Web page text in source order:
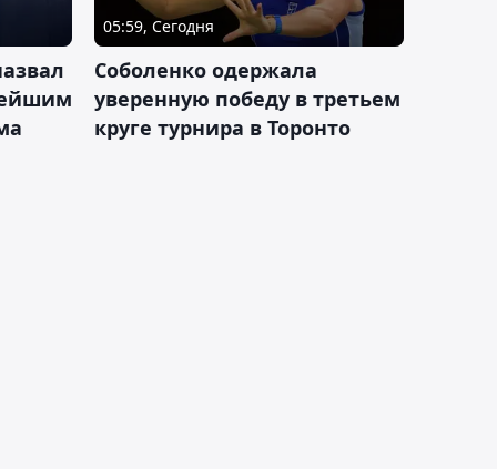
05:59, Сегодня
Соболенко одержала
уверенную победу в третьем
круге турнира в Торонто